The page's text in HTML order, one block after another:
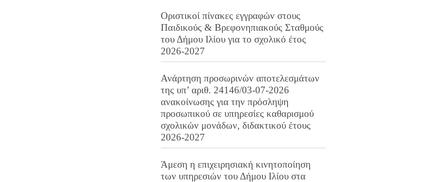
Οριστικοί πίνακες εγγραφών στους
Παιδικούς & Βρεφονηπιακούς Σταθμούς
του Δήμου Ιλίου για το σχολικό έτος
2026-2027
Ανάρτηση προσωρινών αποτελεσμάτων
της υπ’ αριθ. 24146/03-07-2026
ανακοίνωσης για την πρόσληψη
προσωπικού σε υπηρεσίες καθαρισμού
σχολικών μονάδων, διδακτικού έτους
2026-2027
Άμεση η επιχειρησιακή κινητοποίηση
των υπηρεσιών του Δήμου Ιλίου στα